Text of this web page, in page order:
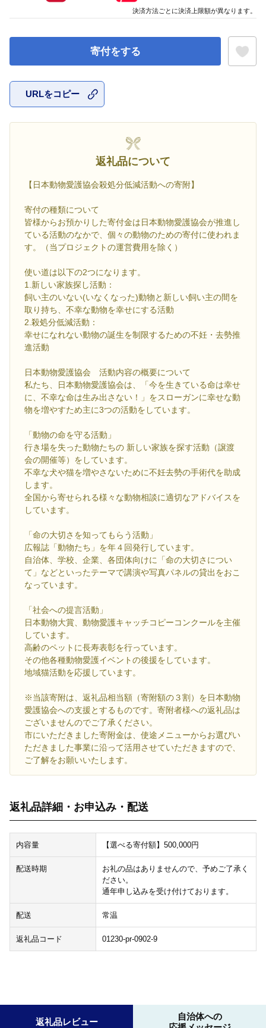
寄付をする
URLをコピー
返礼品について
【日本動物愛護協会殺処分低減活動への寄附】
寄付の種類について
皆様からお預かりした寄付金は日本動物愛護協会が推進し
ている活動のなかで、個々の動物のための寄付に使われま
す。（当プロジェクトの運営費用を除く）
使い道は以下の2つになります。
1.新しい家族探し活動：
飼い主のいない(いなくなった)動物と新しい飼い主の間を
取り持ち、不幸な動物を幸せにする活動
2.殺処分低減活動：
幸せになれない動物の誕生を制限するための不妊・去勢推
進活動
日本動物愛護協会 活動内容の概要について
私たち、日本動物愛護協会は、「今を生きている命は幸せ
に、不幸な命は生み出さない！」をスローガンに幸せな動
物を増やすため主に3つの活動をしています。
「動物の命を守る活動」
行き場を失った動物たちの 新しい家族を探す活動（譲渡
会の開催等）をしています。
不幸な犬や猫を増やさないために不妊去勢の手術代を助成
します。
全国から寄せられる様々な動物相談に適切なアドバイスを
しています。
「命の大切さを知ってもらう活動」
広報誌「動物たち」を年４回発行しています。
自治体、学校、企業、各団体向けに「命の大切さについ
て」などといったテーマで講演や写真パネルの貸出をおこ
なっています。
「社会への提言活動」
日本動物大賞、動物愛護キャッチコピーコンクールを主催
しています。
高齢のペットに長寿表彰を行っています。
その他各種動物愛護イベントの後援をしています。
地域猫活動を応援しています。
※当該寄附は、返礼品相当額（寄附額の３割）を日本動物
愛護協会への支援とするものです。寄附者様への返礼品は
ございませんのでご了承ください。
市にいただきました寄附金は、使途メニューからお選びい
ただきました事業に沿って活用させていただきますので、
ご了解をお願いいたします。
返礼品詳細・お申込み・配送
内容量 【選べる寄付額】500,000円
配送時期
お礼の品はありませんので、予めご了承く
ださい。
通年申し込みを受け付けております。
配送 常温
返礼品コード 01230-pr-0902-9
決済方法ごとに決済上限額が異なります。
返礼品レビュー
自治体への